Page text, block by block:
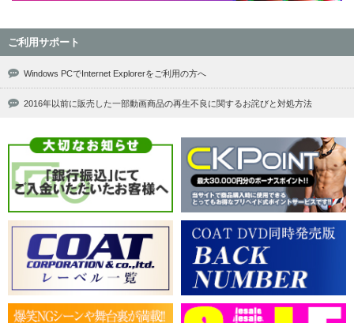
ご利用サポート
Windows PCでInternet Explorerをご利用の方へ
2016年以前に販売した一部動画商品の再生不良に関するお詫びと対処方法